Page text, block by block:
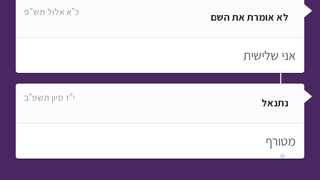
לא אומרת את השם כ"א אלול תש"פ
אני שלישית
נתנאל י"ז סיון תשפ"ב
מטורף